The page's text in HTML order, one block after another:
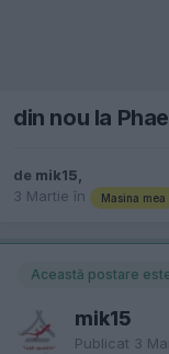
din nou la
de mik15,
3 Martie în Masina mea
Această postare
mik15
Publicat 3